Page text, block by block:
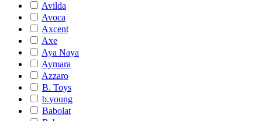
Avilda
Avoca
Axcent
Axe
Aya Naya
Aymara
Azzaro
B. Toys
b.young
Babolat